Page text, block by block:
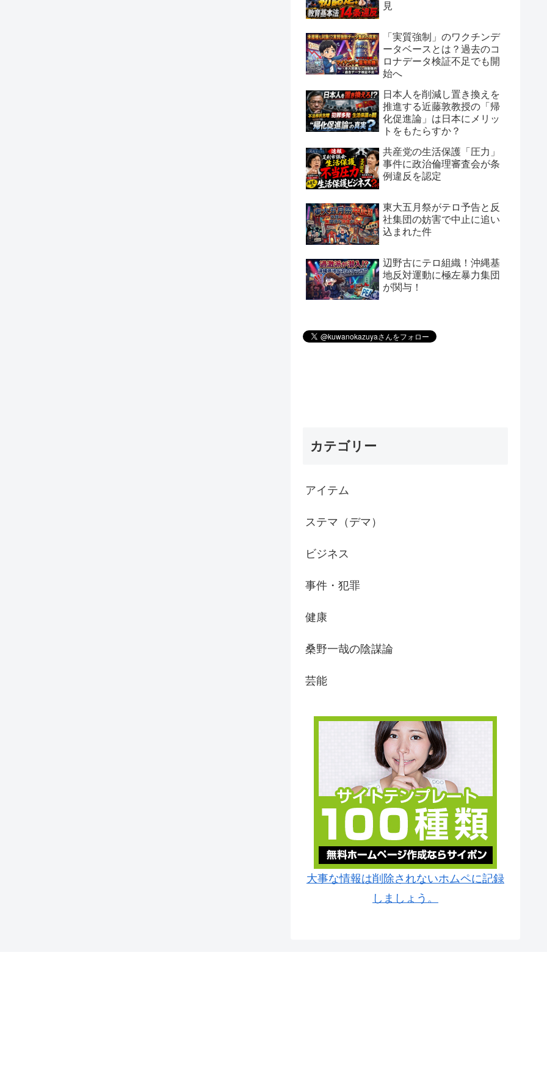
見
「実質強制」のワクチンデ
ータベースとは？過去のコ
ロナデータ検証不足でも開
始へ
日本人を削減し置き換えを
推進する近藤敦教授の「帰
化促進論」は日本にメリッ
トをもたらすか？
共産党の生活保護「圧力」
事件に政治倫理審査会が条
例違反を認定
東大五月祭がテロ予告と反
社集団の妨害で中止に追い
込まれた件
辺野古にテロ組織！沖縄基
地反対運動に極左暴力集団
が関与！
カテゴリー
アイテム
ステマ（デマ）
ビジネス
事件・犯罪
健康
桑野一哉の陰謀論
芸能
大事な情報は削除されないホムペに記録
しましょう。